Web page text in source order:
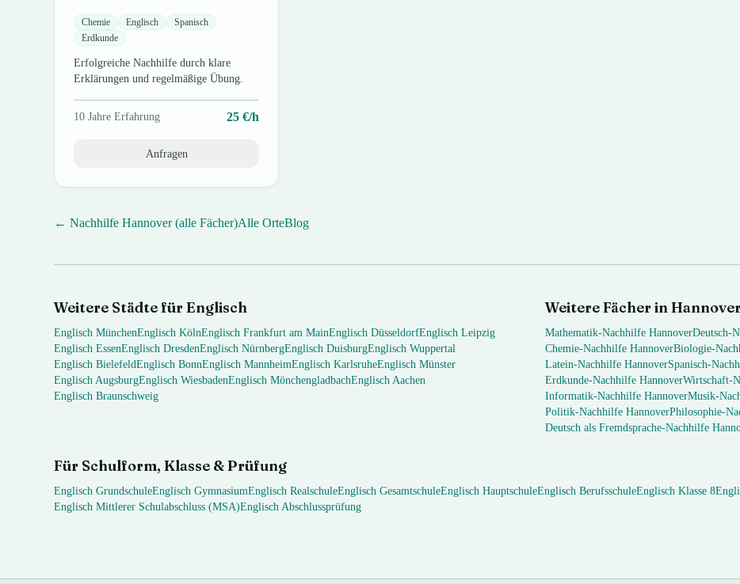
Chemie Englisch
Spanisch
Erdkunde
Erfolgreiche Nachhilfe durch klare
Erklärungen und regelmäßige Übung.
10 Jahre Erfahrung 25 €/h
Anfragen
← Nachhilfe Hannover(alle Fächer)Alle OrteBlog
Weitere Städte fürEnglisch
Englisch MünchenEnglisch KölnEnglisch Frankfurt am MainEnglisch DüsseldorfEnglisch Leipzig
Englisch EssenEnglisch DresdenEnglisch NürnbergEnglisch DuisburgEnglisch Wuppertal
Englisch BielefeldEnglisch BonnEnglisch MannheimEnglisch KarlsruheEnglisch Münster
Englisch AugsburgEnglisch WiesbadenEnglisch MönchengladbachEnglisch Aachen
Englisch Braunschweig
Weitere Fächer in
Mathematik-Nachhilfe HannoverDeutsch-
Chemie-Nachhilfe HannoverBiologie-
Latein-Nachhilfe HannoverSpanisch-
Erdkunde-Nachhilfe HannoverWirtschaft-
Informatik-Nachhilfe HannoverMusik-
Politik-Nachhilfe HannoverPhilosophie-
Deutsch als Fremdsprache-Nachhilfe
Für Schulform, Klasse & Prüfung
Englisch GrundschuleEnglisch GymnasiumEnglisch RealschuleEnglisch GesamtschuleEnglisch HauptschuleEnglisch BerufsschuleEnglisch Klasse 8
Englisch Mittlerer Schulabschluss (MSA)Englisch Abschlussprüfung